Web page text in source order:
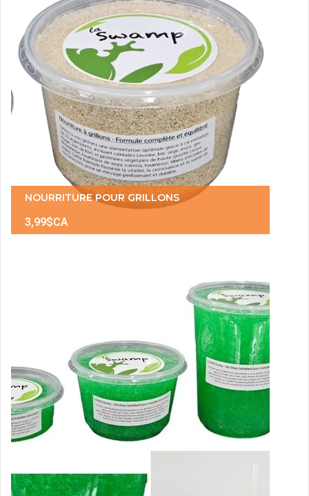
NOURRITURE POUR GRILLONS
3,99$CA